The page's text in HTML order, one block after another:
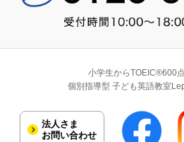
小学生からTOEIC®600点
個別指導型 子ども英語教室
法人さま
お問い合わせ